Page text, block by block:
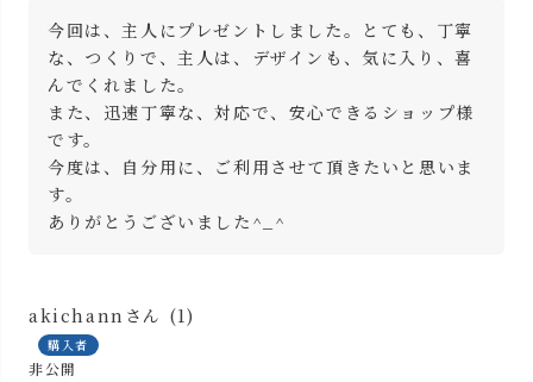
今回は、主人にプレゼントしました。とても、丁寧
な、つくりで、主人は、デザインも、気に入り、喜
んでくれました。
また、迅速丁寧な、対応で、安心できるショップ様
です。
今度は、自分用に、ご利用させて頂きたいと思いま
す。
ありがとうございました^_^
akichann 1
購入者
非公開